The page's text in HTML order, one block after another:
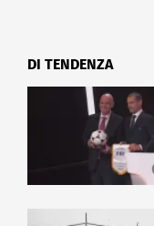
DI TENDENZA